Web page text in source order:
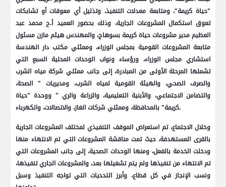
"حياة كريمة"، ومتابعة معدلات التنفيذ، وتذليل أي معوقات أو تشابكات
تعوق استكمال المشروعات الجارية، وذلك بحضور العميد أ.ح محمد عبد
العظيم مدير مشروعات حياة كريمة بسوهاج، والمهندس هيثم مازن مسئول
متابعة المشروعات القومية بمجلس الوزراء، وممثلي مكتب دار الهندسة
استشاري مجلس الوزراء، ورؤساء ونواب الوحدات المحلية السبع التي
تشملها المرحلة الأولى من المبادرة، إلى جانب ممثلي شركة مياه الشرب
والصرف الصحي، والهيئة القومية لمياه الشرب، ومديريات " الصحة،
والتضامن الاجتماعي، والأبنية التعليمية، والزراعة والري " ووحدة "حياة
كريمة" بالمحافظة، وممثلي شركات الغاز، والاتصالات، والكهرباء.
وخلال الاجتماع، تم استعراض الموقف التنفيذي لمختلف المشروعات الجارية
بالقرى المستهدفة، حيث تمت مناقشة المشروعات التي تم الانتهاء منها
ودخلت الخدمة بالفعل، ومنها الوحدات الصحية، إلى جانب المشروعات التي
تم الانتهاء من تنفيذها ولم يتم تشغيلها بعد، والمشروعات الجاري تنفيذها،
ونسب الإنجاز في كل قطاع، وأبرز التحديات التي تواجه التنفيذ وسبل